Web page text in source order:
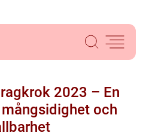
2023 – En
och